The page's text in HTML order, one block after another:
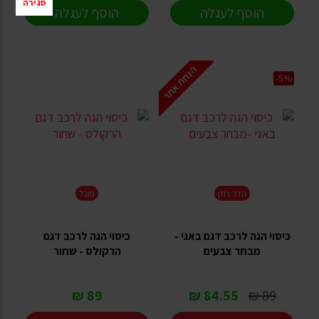
הוסף לעגלה
הוסף לעגלה
הנחת אתר
הדר רוזן
כיסוי הגה לרכב דגם באגי -
מבחר צבעים
89 ₪
84.55 ₪
-5%
פוגל
כיסוי הגה לרכב דגם
הרקולס - שחור
89 ₪